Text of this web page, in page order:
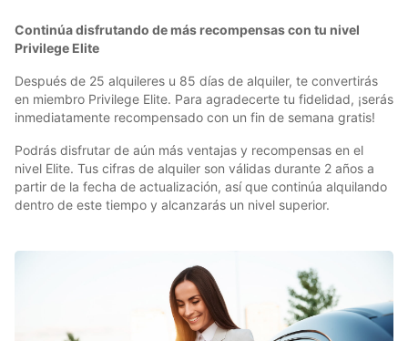
Continúa disfrutando de más recompensas con tu nivel
Privilege Elite
Después de 25 alquileres u 85 días de alquiler, te convertirás
en miembro Privilege Elite. Para agradecerte tu fidelidad, ¡serás
inmediatamente recompensado con un fin de semana gratis!
Podrás disfrutar de aún más ventajas y recompensas en el
nivel Elite. Tus cifras de alquiler son válidas durante 2 años a
partir de la fecha de actualización, así que continúa alquilando
dentro de este tiempo y alcanzarás un nivel superior.